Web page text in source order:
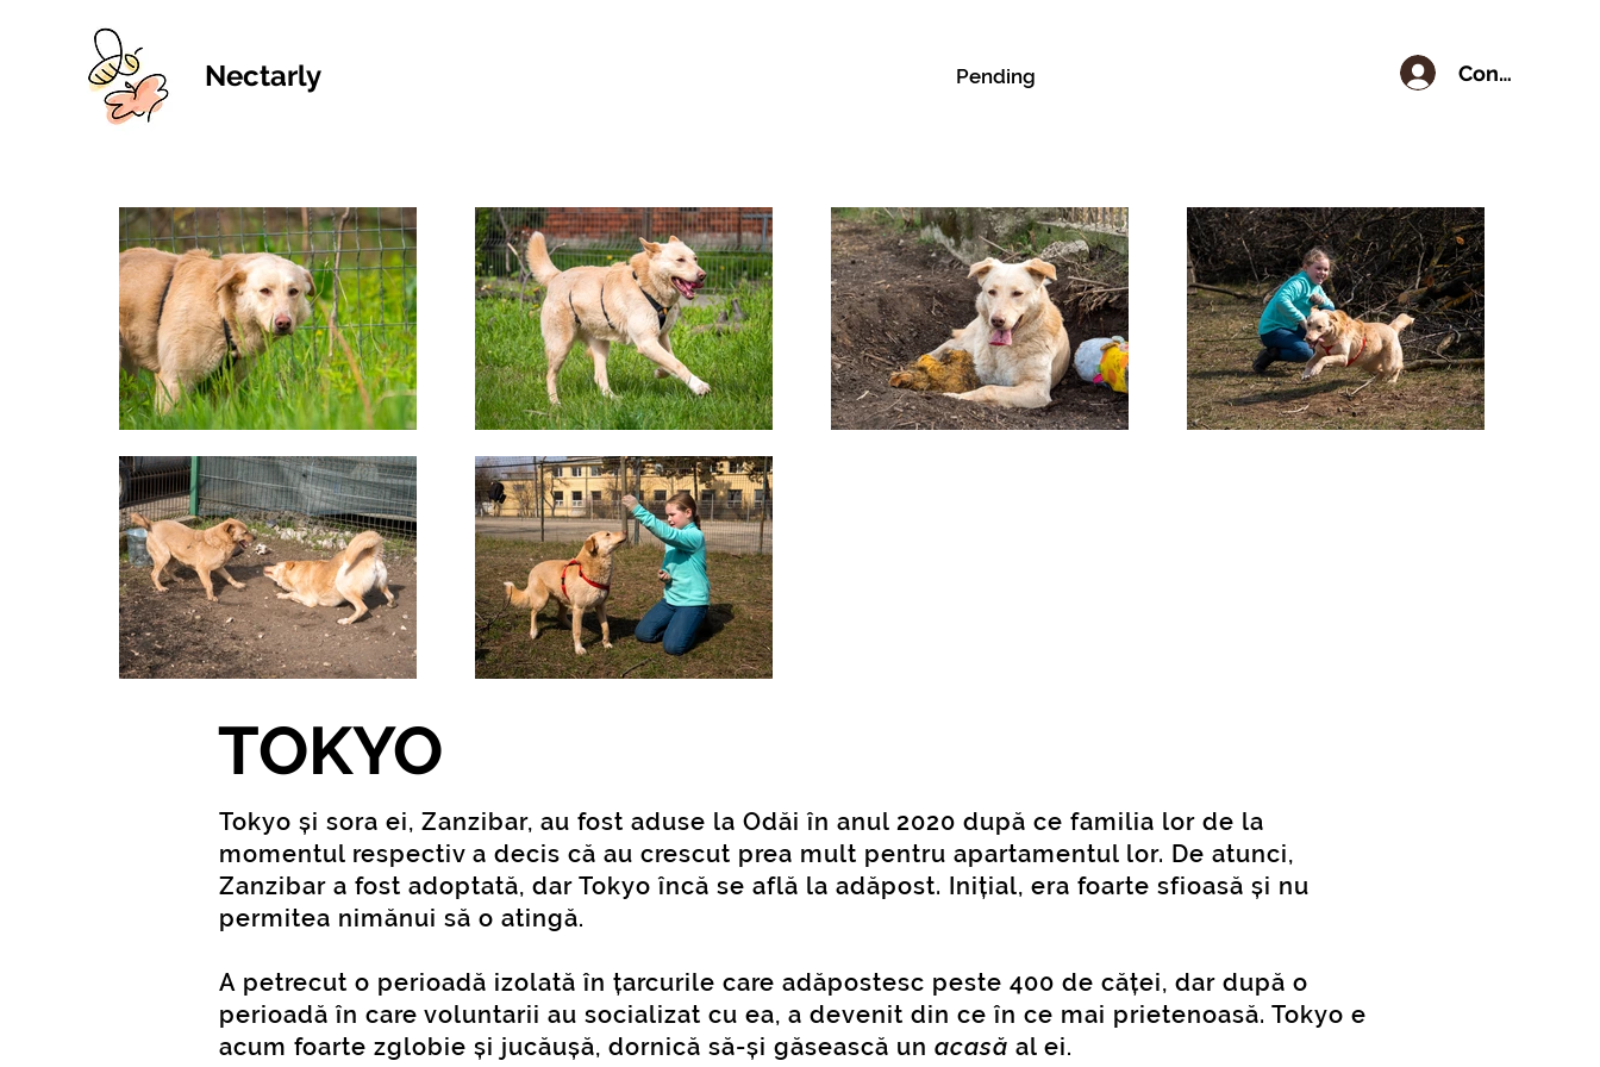
Nectarly Pending Conectează-
TOKYO
Tokyo și sora ei, Zanzibar, au fost aduse la Odăi în anul 2020 după ce familia lor de la
momentul respectiv a decis că au crescut prea mult pentru apartamentul lor. De atunci,
Zanzibar a fost adoptată, dar Tokyo încă se află la adăpost. Inițial, era foarte sfioasă și nu
permitea nimănui să o atingă.
A petrecut o perioadă izolată în țarcurile care adăpostesc peste 400 de căței, dar după o
perioadă în care voluntarii au socializat cu ea, a devenit din ce în ce mai prietenoasă. Tokyo e
acum foarte zglobie și jucăușă, dornică să-și găsească un acasă al ei.